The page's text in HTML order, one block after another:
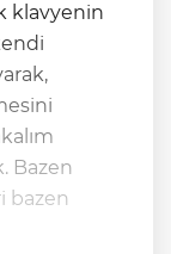
klavyenin
Bazen
bazen